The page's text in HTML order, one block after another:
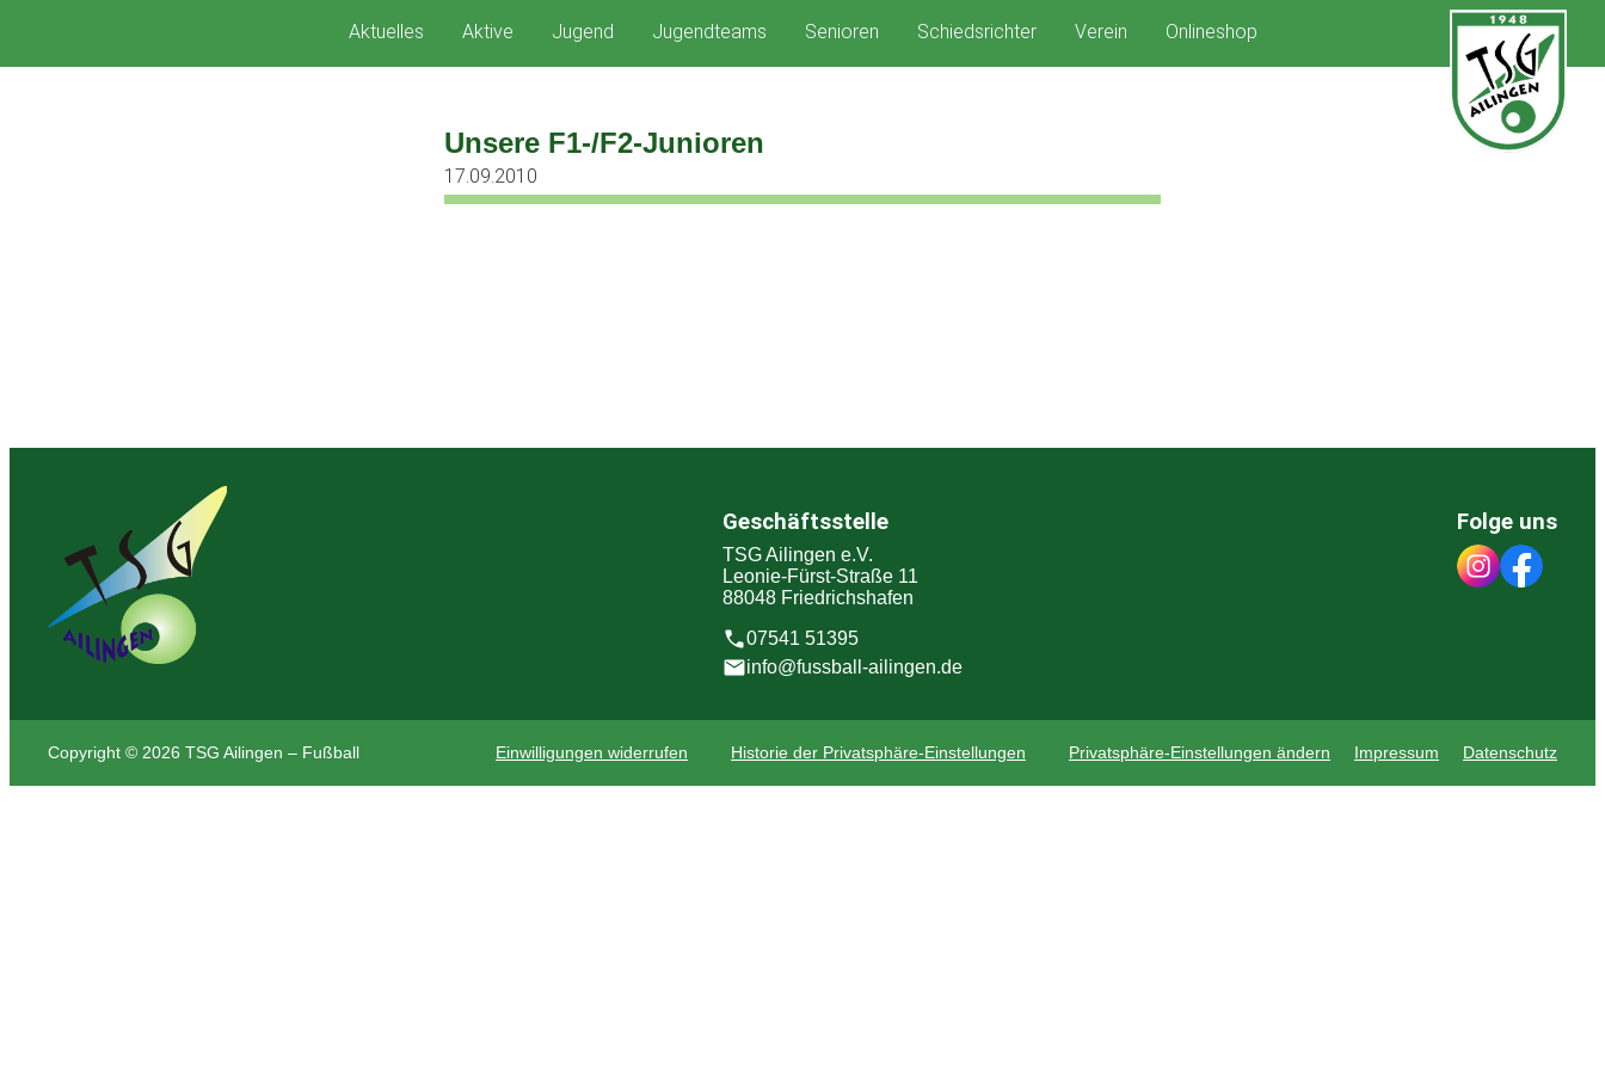
springen
Aktuelles Aktive Jugend Jugendteams Senioren Schiedsrichter Verein Onlineshop
Unsere F1-/F2-Junioren
17.09.2010
Geschäftsstelle
TSG Ailingen e.V.
Leonie-Fürst-Straße 11
88048 Friedrichshafen
07541 51395
info@fussball-ailingen.de
Folge uns
Copyright © 2026 TSG Ailingen – Fußball Einwilligungen widerrufen Historie der Privatsphäre-Einstellungen Privatsphäre-Einstellungen ändern Impressum Datenschutz